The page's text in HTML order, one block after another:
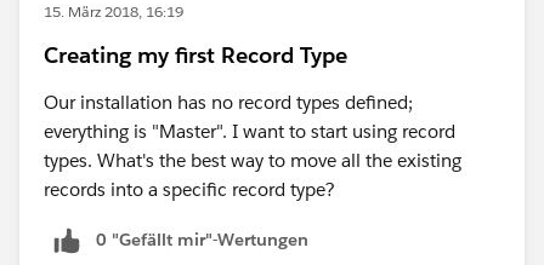
15. März 2018, 16:19
Creating my first Record Type
Our installation has no record types defined;
everything is "Master". I want to start using record
types. What's the best way to move all the existing
records into a specific record type?
0 "Gefällt mir"-Wertungen